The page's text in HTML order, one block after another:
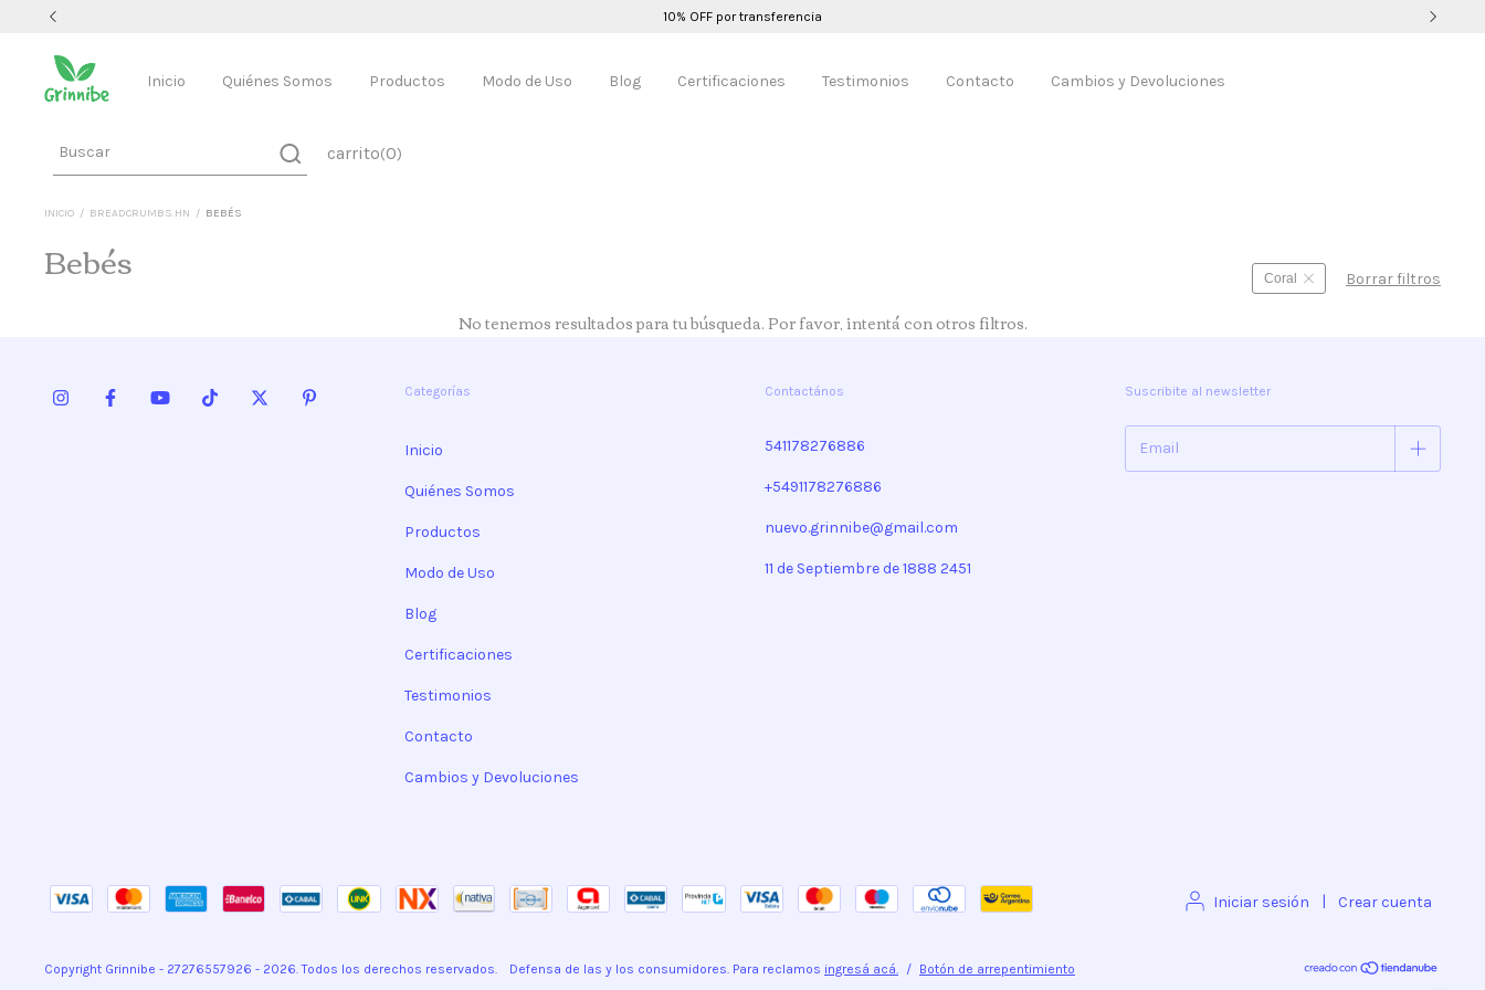
10% OFF por transferencia
Inicio Quiénes Somos Productos Modo de Uso Blog Certificaciones Testimonios Contacto Cambios y Devoluciones
carrito(0)
INICIO / BREADCRUMBS.HN / BEBÉS
Bebés Coral Borrar filtros
No tenemos resultados para tu búsqueda. Por favor, intentá con otros filtros.
Categorías
Inicio
Quiénes Somos
Productos
Modo de Uso
Blog
Certificaciones
Testimonios
Contacto
Cambios y Devoluciones
Contactános
541178276886
+5491178276886
nuevo.grinnibe@gmail.com
11 de Septiembre de 1888 2451
Suscribite al newsletter
Iniciar sesión Crear cuenta
Copyright Grinnibe - 27276557926 - 2026. Todos los derechos reservados. Defensa de las y los consumidores. Para reclamos ingresá acá. / Botón de arrepentimiento